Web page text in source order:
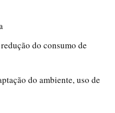
do consumo de
do ambiente, uso de